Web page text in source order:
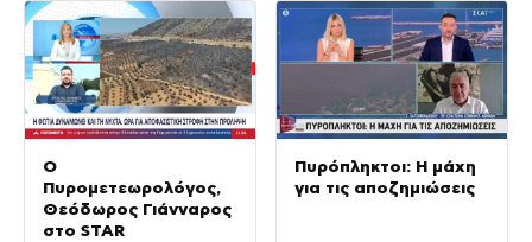
Ο
Πυρομετεωρολόγος,
Θεόδωρος Γιάνναρος
στο STAR
Πυρόπληκτοι: Η μάχη
για τις αποζημιώσεις